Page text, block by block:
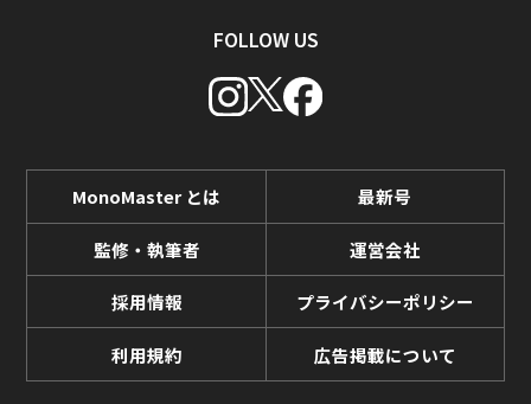
FOLLOW US
MonoMaster とは 最新号
監修・執筆者 運営会社
採用情報 プライバシーポリシー
利用規約 広告掲載について